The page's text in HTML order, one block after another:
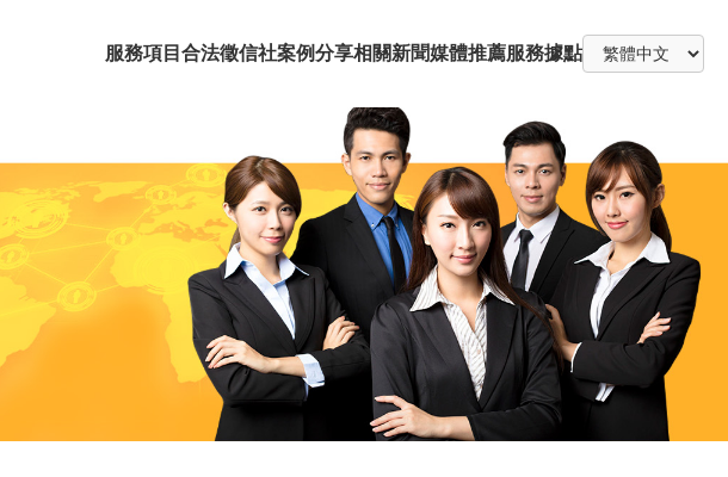
服務項目 合法徵信社案例分享相關新聞媒體推薦服務據點